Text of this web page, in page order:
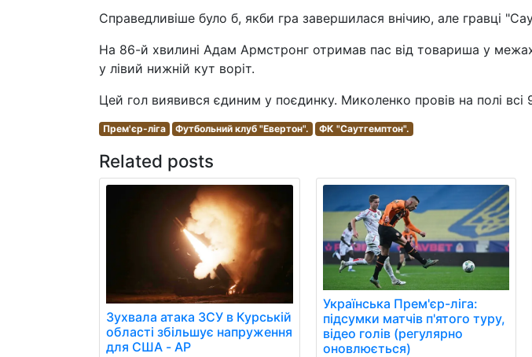
Справедливіше було б, якби гра завершилася внічию, але гравці
На 86-й хвилині Адам Армстронг отримав пас від товариша у
у лівий нижній кут воріт.
Цей гол виявився єдиним у поєдинку. Миколенко провів на полі всі
Прем'єр-ліга Футбольний клуб "Евертон". ФК "Саутгемптон".
Related posts
Зухвала атака ЗСУ в Курській
області збільшує напруження
для США - AP
Українська Прем'єр-ліга:
підсумки матчів п'ятого туру,
відео голів (регулярно
оновлюється)